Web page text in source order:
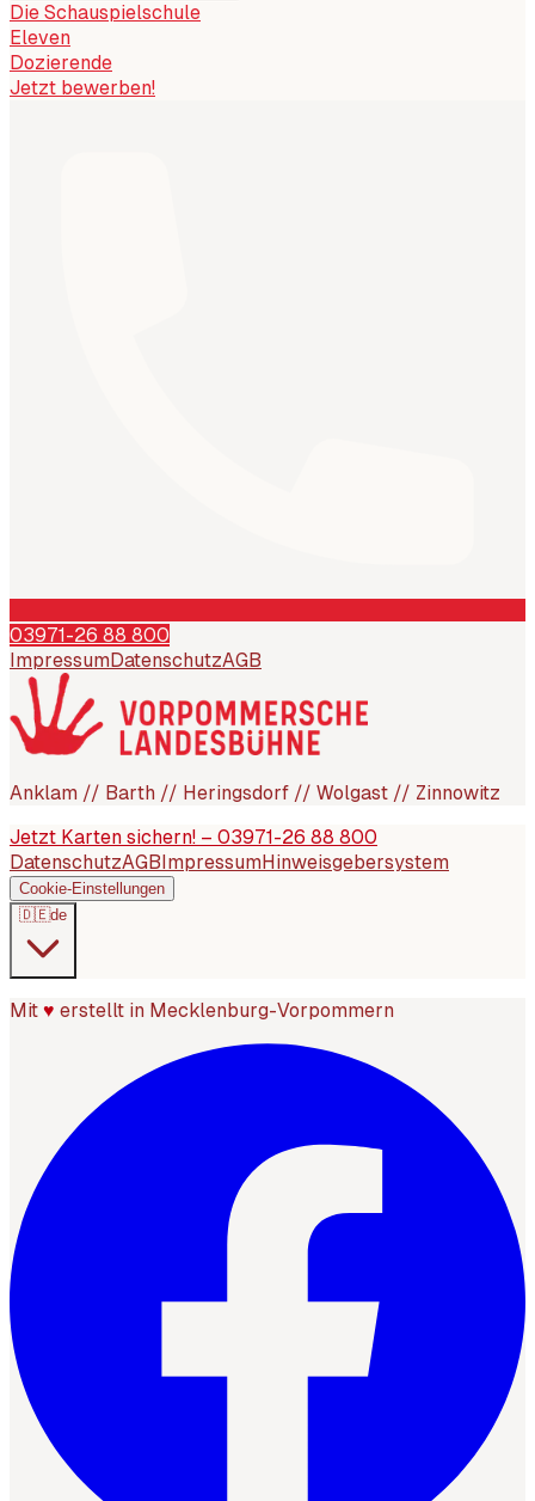
Die Schauspielschule
Eleven
Dozierende
Jetzt bewerben!
03971-26 88 800
Impressum DatenschutzAGB
Anklam // Barth // Heringsdorf // Wolgast // Zinnowitz
Jetzt Karten sichern! – 03971-26 88 800
DatenschutzAGB ImpressumHinweisgebersystem
Cookie-Einstellungen
🇩🇪de
Mit ♥ erstellt in Mecklenburg-Vorpommern